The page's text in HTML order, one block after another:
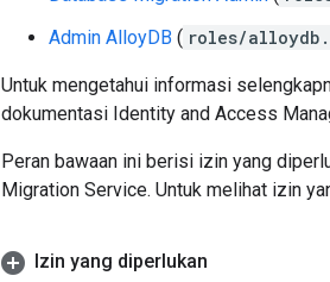
Admin AlloyDB ( roles/
Untuk mengetahui informasi
dokumentasi Identity and Access
Peran bawaan ini berisi izin yang
Migration Service. Untuk melihat izin
Izin yang diperlukan